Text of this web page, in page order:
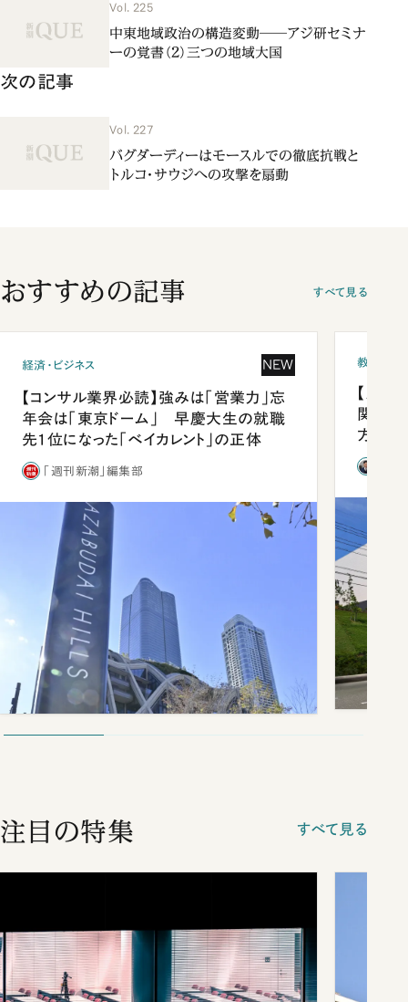
Vol. 225
中東地域政治の構造変動――アジ研セミナ
ーの覚書（２）三つの地域大国
次の記事
Vol. 227
バグダーディーはモースルでの徹底抗戦と
トルコ・サウジへの攻撃を扇動
おすすめの記事 すべて見る
経済・ビジネス NEW
【コンサル業界必読】強みは「営業力」忘
年会は「東京ドーム」 早慶大生の就職
先1位になった「ベイカレント」の正体
「週刊新潮」編集部
教育
【九州
関西
方
注目の特集 すべて見る